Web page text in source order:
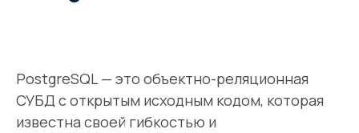
PostgreSQL — это объектно-реляционная
СУБД с открытым исходным кодом, которая
известна своей гибкостью и